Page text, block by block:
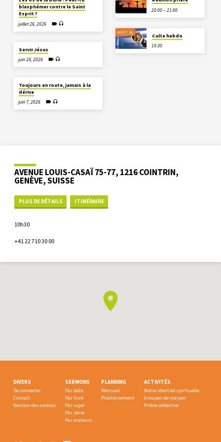
blasphémer contre le Saint
Esprit ?
juillet 26, 2026
Servir Jésus
juin 28, 2026
Toujours en route, jamais à la
dérive
juin 7, 2026
20:00 – 21:00
AOÛT 16
Culte hebdo
10:30
AVENUE LOUIS-CASAÏ 75-77, 1216 COINTRIN,
GENÈVE, SUISSE
PLUS DE DÉTAILS ITINÉRAIRE
10h30
+41 22 710 30 00
DIVERS
Se connecter
Contact
Gestion des cookies
SERMONS
Par date
Par livre
Par sujet
Par série
Par orateurs
PLANNING
Mensuel
Prochainement
ACTIVITÉS
Notre identité spirituelle
Groupes de maison
Prière collective